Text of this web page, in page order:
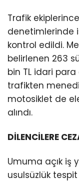
Trafik
denetimlerinde
kontrol edildi.
belirlenen 263
bin TL idari para
trafikten
motosiklet de
alındı.
DİLENCİLERE
Umuma açık iş
usulsüzlük